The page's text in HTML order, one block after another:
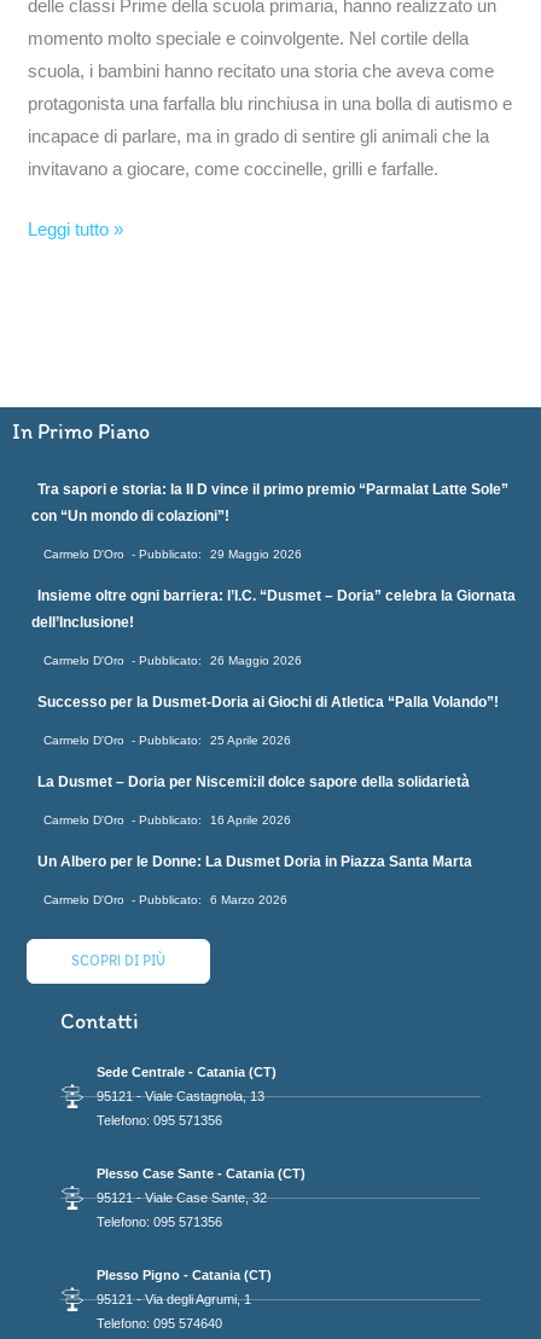
delle classi Prime della scuola primaria, hanno realizzato un
momento molto speciale e coinvolgente. Nel cortile della
scuola, i bambini hanno recitato una storia che aveva come
protagonista una farfalla blu rinchiusa in una bolla di autismo e
incapace di parlare, ma in grado di sentire gli animali che la
invitavano a giocare, come coccinelle, grilli e farfalle.
Leggi tutto »
In Primo Piano
Tra sapori e storia: la II D vince il primo premio “Parmalat Latte Sole”
con “Un mondo di colazioni”!
Carmelo D'Oro 29 Maggio 2026
Insieme oltre ogni barriera: l’I.C. “Dusmet – Doria” celebra la Giornata
dell’Inclusione!
Carmelo D'Oro 26 Maggio 2026
Successo per la Dusmet-Doria ai Giochi di Atletica “Palla Volando”!
Carmelo D'Oro 25 Aprile 2026
La Dusmet – Doria per Niscemi:il dolce sapore della solidarietà
Carmelo D'Oro 16 Aprile 2026
Un Albero per le Donne: La Dusmet Doria in Piazza Santa Marta
Carmelo D'Oro 6 Marzo 2026
SCOPRI DI PIÙ
Contatti
Sede Centrale - Catania (CT)
95121 - Viale Castagnola, 13
Telefono: 095 571356
Plesso Case Sante - Catania (CT)
95121 - Viale Case Sante, 32
Telefono: 095 571356
Plesso Pigno - Catania (CT)
95121 - Via degli Agrumi, 1
Telefono: 095 574640